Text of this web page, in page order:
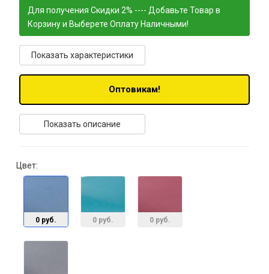
Для получения Скидки 2% ---- Добавьте Товар в
Корзину и Выберете Оплату Наличными!
Показать характеристики
Оптовикам!
Показать описание
Цвет:
0 руб. 0 руб. 0 руб.